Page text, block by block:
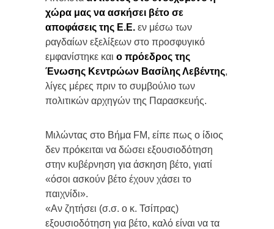
χώρα μας να ασκήσει βέτο σε
αποφάσεις της Ε.Ε. εν μέσω των
ραγδαίων εξελίξεων στο προσφυγικό
εμφανίστηκε και ο πρόεδρος της
Ένωσης Κεντρώων Βασίλης Λεβέντης,
λίγες μέρες πριν το συμβούλιο των
πολιτικών αρχηγών της Παρασκευής.
Μιλώντας στο Βήμα FM, είπε πως ο ίδιος
δεν πρόκειται να δώσει εξουσιοδότηση
στην κυβέρνηση για άσκηση βέτο, γιατί
«όσοι ασκούν βέτο έχουν χάσει το
παιχνίδι».
«Αν ζητήσει (σ.σ. ο κ. Τσίπρας)
εξουσιοδότηση για βέτο, καλό είναι να τα